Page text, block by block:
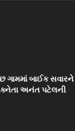
ગામમાં બાઈક સવારને
અનંત પટેલની